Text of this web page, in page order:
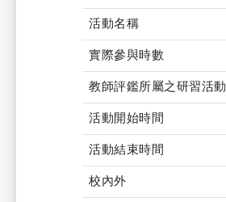
活動名稱
實際參與時數
教師評鑑所屬之研習活動
活動開始時間
活動結束時間
校內外